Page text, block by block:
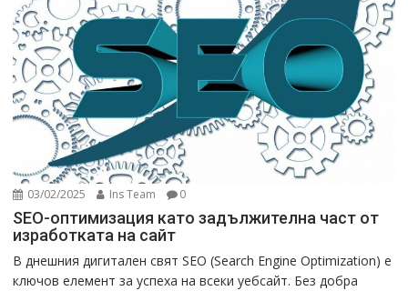
03/02/2025 Ins Team 0
SEO-оптимизация като задължителна част от
изработката на сайт
В днешния дигитален свят SEO (Search Engine Optimization) е
ключов елемент за успеха на всеки уебсайт. Без добра